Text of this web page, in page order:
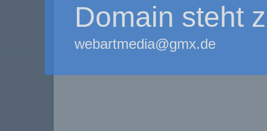
Domain steht
webartmedia@gmx.de